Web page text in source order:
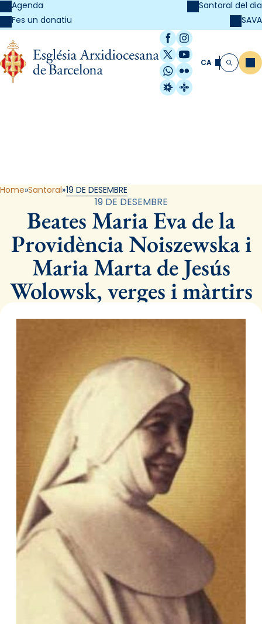
Agenda
Fes un donatiu
Santoral del dia
SAVA
Facebook
Instagram
X / Twitter
YouTube
WhatsApp
Flickr
Radio Estel
Catalunya
CA Cerca
Home Santoral 19 DE DESEMBRE
19 DE DESEMBRE
Beates Maria Eva de la
Providència Noiszewska i
Maria Marta de Jesús
Wolowsk, verges i màrtirs